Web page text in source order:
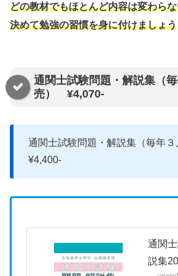
どの教材でもほとんど内容は変わら
決めて勉強の習慣を身に付けましょう
通関士試験問題・解説集（
売） ¥4,070-
通関士試験問題・解説集（毎年
¥4,400-
通関
説集